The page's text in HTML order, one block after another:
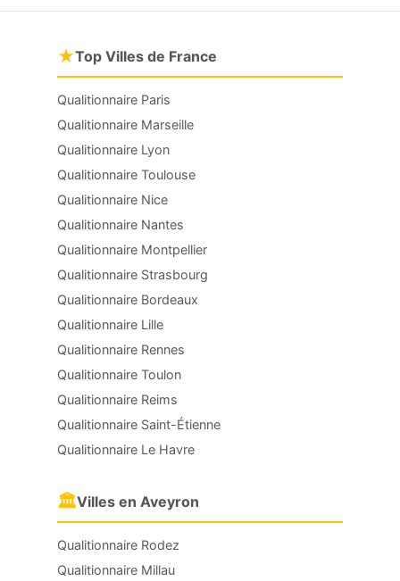
★Top Villes de France
Qualitionnaire Paris
Qualitionnaire Marseille
Qualitionnaire Lyon
Qualitionnaire Toulouse
Qualitionnaire Nice
Qualitionnaire Nantes
Qualitionnaire Montpellier
Qualitionnaire Strasbourg
Qualitionnaire Bordeaux
Qualitionnaire Lille
Qualitionnaire Rennes
Qualitionnaire Toulon
Qualitionnaire Reims
Qualitionnaire Saint-Étienne
Qualitionnaire Le Havre
🏛Villes en Aveyron
Qualitionnaire Rodez
Qualitionnaire Millau